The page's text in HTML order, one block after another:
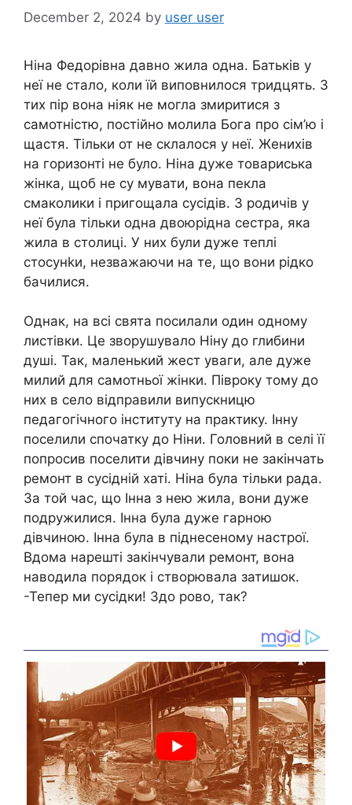
December 2, 2024 by user user
Ніна Федорівна давно жила одна. Батьків у
неї не стало, коли їй виповнилося тридцять. З
тих пір вона ніяк не могла змиритися з
самотністю, постійно молила Бога про сім’ю і
щастя. Тільки от не склалося у неї. Женихів
на горизонті не було. Ніна дуже товариська
жінка, щоб не су мувати, вона пекла
смаколики і пригощала сусідів. З родичів у
неї була тільки одна двоюрідна сестра, яка
жила в столиці. У них були дуже теплі
стосунkи, незважаючи на те, що вони рідко
бачилися.
Однак, на всі свята посилали один одному
листівки. Це зворушувало Ніну до глибини
душі. Так, маленький жест уваги, але дуже
милий для самотньої жінки. Півроку тому до
них в село відправили випускницю
педагогічного інституту на практику. Інну
поселили спочатку до Ніни. Головний в селі її
попросив поселити дівчину поки не закінчать
ремонт в сусідній хаті. Ніна була тільки рада.
За той час, що Інна з нею жила, вони дуже
подружилися. Інна була дуже гарною
дівчиною. Інна була в піднесеному настрої.
Вдома нарешті закінчували ремонт, вона
наводила порядок і створювала затишок.
-Тепер ми сусідки! Здо рово, так?